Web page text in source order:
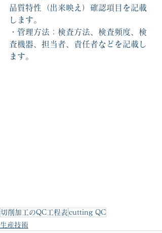
品質特性（出来映え）確認項目を記載
します。
・管理方法：検査方法、検査頻度、検
査機器、担当者、責任者などを記載し
ます。
切削加工のQC工程表 cutting QC
生産技術